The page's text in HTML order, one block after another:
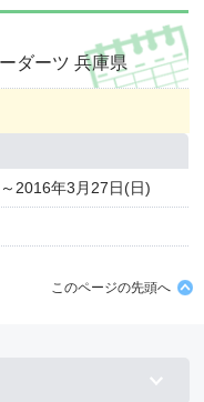
ダーツ 兵庫県
2016年3月27日(日)
このページの先頭へ